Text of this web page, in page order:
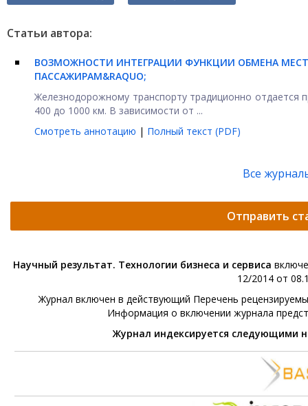
Статьи автора:
ВОЗМОЖНОСТИ ИНТЕГРАЦИИ ФУНКЦИИ ОБМЕНА
ПАССАЖИРАМ&RAQUO;
Железнодорожному транспорту традиционно отдается
400 до 1000 км. В зависимости от ...
Смотреть аннотацию | Полный текст (PDF)
Все
Отправить
Научный результат. Технологии бизнеса и сервиса
12/2014 от
Журнал включен в действующий Перечень
Информация о включении журнала
Журнал индексируется следующими